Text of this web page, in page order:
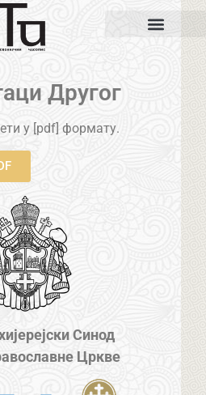
Другог
у [pdf] формату.
Синод
Цркве